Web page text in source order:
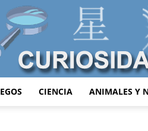
CIENCIA ANIMALES Y